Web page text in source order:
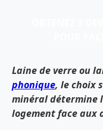
Laine de verre ou
phonique, le choix
minéral détermine
logement face aux